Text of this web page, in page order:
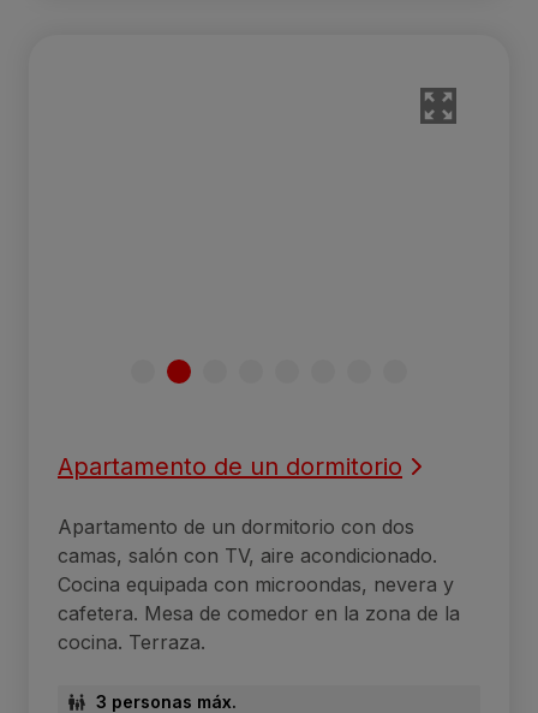
Apartamento de un dormitorio
Apartamento de un dormitorio con dos
camas, salón con TV, aire acondicionado.
Cocina equipada con microondas, nevera y
cafetera. Mesa de comedor en la zona de la
cocina. Terraza.
3 personas máx.